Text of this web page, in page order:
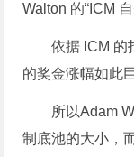
Walton 的“ICM 自
依据 ICM 的
的奖金涨幅如此
所以Adam
制底池的大小，